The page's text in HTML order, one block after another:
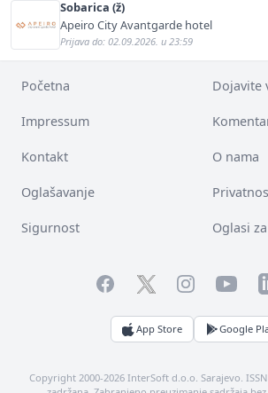
Sobarica (ž)
Apeiro City Avantgarde hotel
Prijava do: 02.09.2026. u 23:59
Početna Dojavite
Impressum
Kontakt O nama
Oglašavanje
Sigurnost Oglasi
FacebookTwitterInstagramYouTube
App Store Google
Copyright 2000-2026 InterSoft d.o.o. Sarajevo.